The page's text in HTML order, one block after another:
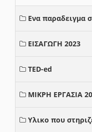
Ενα παραδειγμα
ΕΙΣΑΓΩΓΗ 2023
TED-ed
ΜΙΚΡΗ ΕΡΓΑΣΙΑ
Υλικο που